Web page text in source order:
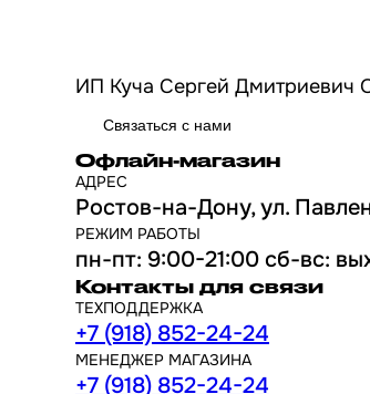
ИП Куча Сергей Дмитриевич
Связаться с нами
Офлайн-магазин
АДРЕС
Ростов-на-Дону, ул.
РЕЖИМ РАБОТЫ
пн-пт: 9:00-21:00 сб-вс:
Контакты для связи
ТЕХПОДДЕРЖКА
+7 (918) 852-24-24
МЕНЕДЖЕР МАГАЗИНА
+7 (918) 852-24-24